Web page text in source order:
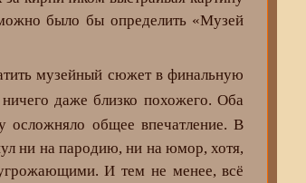
было бы определить «Музей
музейный сюжет в финальную
даже близко похожего. Оба
осложняло общее впечатление. В
ни на пародию, ни на юмор, хотя,
И тем не менее, всё